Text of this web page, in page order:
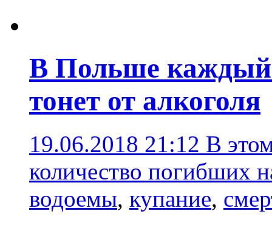
В Польше каждый
тонет от алкоголя
19.06.2018 21:12 В
количество погибших
водоемы, купание,